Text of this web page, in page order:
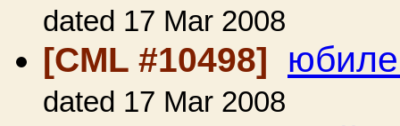
dated 17 Mar 2008
[CML #10498]
dated 17 Mar 2008